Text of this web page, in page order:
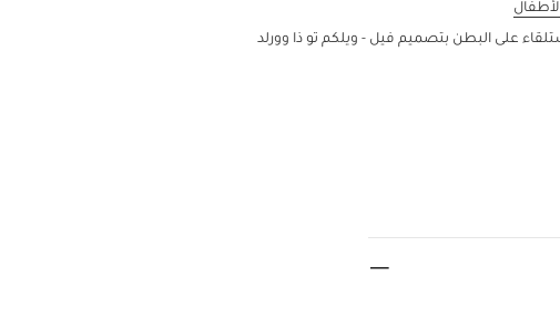
على البطن بتصميم فيل - ويلكم تو ذا وورلد